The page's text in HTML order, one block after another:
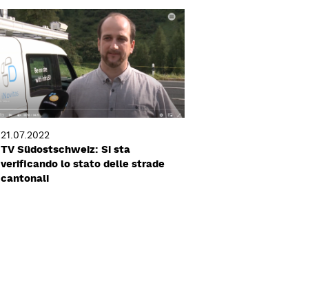
21.07.2022
TV Südostschweiz: Si sta
verificando lo stato delle strade
cantonali